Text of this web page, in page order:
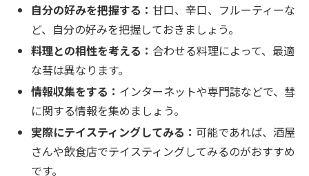
自分の好みを把握する：甘口、辛口、フルーティーな
ど、自分の好みを把握しておきましょう。
料理との相性を考える： 合わせる料理によって、最適
な彗は異なります。
情報収集をする： インターネットや専門誌などで、彗
に関する情報を集めましょう。
実際にテイスティングしてみる： 可能であれば、酒屋
さんや飲食店でテイスティングしてみるのがおすすめ
です。